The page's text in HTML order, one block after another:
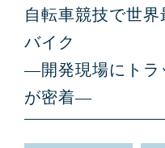
自転車競技で世
バイク
―開発現場にトラ
が密着―